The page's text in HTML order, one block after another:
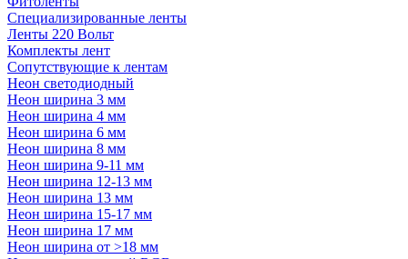
Специализированные ленты
Ленты 220 Вольт
Комплекты лент
Сопутствующие к лентам
Неон светодиодный
Неон ширина 3 мм
Неон ширина 4 мм
Неон ширина 6 мм
Неон ширина 8 мм
Неон ширина 9-11 мм
Неон ширина 12-13 мм
Неон ширина 13 мм
Неон ширина 15-17 мм
Неон ширина 17 мм
Неон ширина от >18 мм